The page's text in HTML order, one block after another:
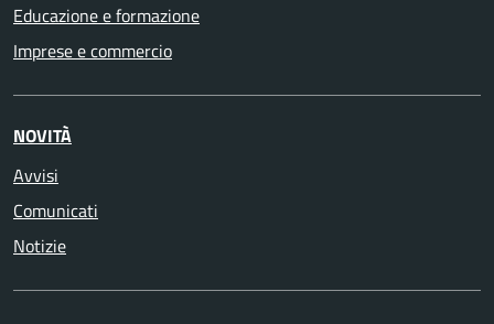
Educazione e formazione
Imprese e commercio
NOVITÀ
Avvisi
Comunicati
Notizie